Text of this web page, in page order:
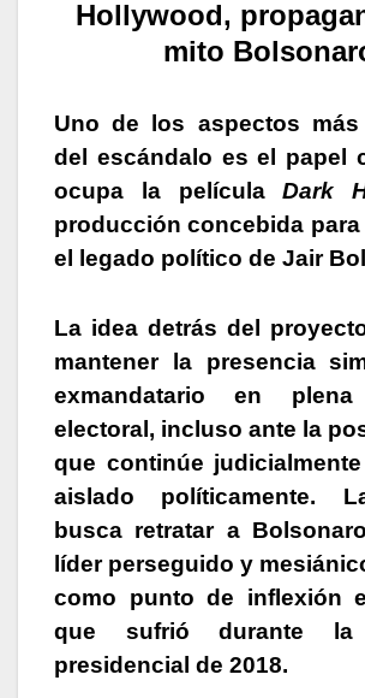
Hollywood,
mito
Uno de los aspectos más
del escándalo es el papel
ocupa la películaDark
producción concebida
el legado político de Jair
La idea detrás del
mantener la presencia
exmandatario en plena
electoral, incluso ante la
que continúe
aislado políticamente.
busca retratar a
líder perseguido y
como punto de inflexión
que sufrió durante la
presidencial de 2018.